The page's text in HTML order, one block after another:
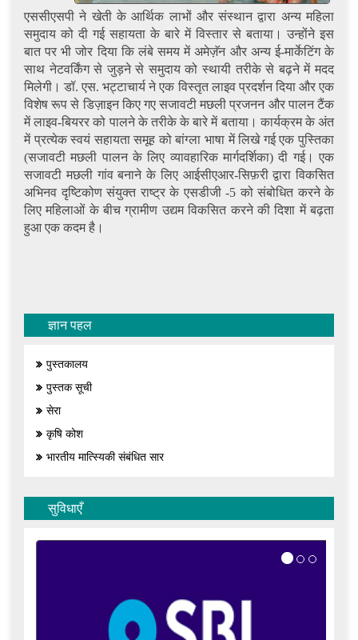
एससीएसपी ने खेती के आर्थिक लाभों और संस्थान द्वारा अन्य महिला
समुदाय को दी गई सहायता के बारे में विस्तार से बताया। उन्होंने इस
बात पर भी जोर दिया कि लंबे समय में अमेज़ॅन और अन्य ई-मार्केटिंग के
साथ नेटवर्किंग से जुड़ने से समुदाय को स्थायी तरीके से बढ़ने में मदद
मिलेगी। डॉ. एस. भट्टाचार्य ने एक विस्तृत लाइव प्रदर्शन दिया और एक
विशेष रूप से डिज़ाइन किए गए सजावटी मछली प्रजनन और पालन टैंक
में लाइव-बियरर को पालने के तरीके के बारे में बताया। कार्यक्रम के अंत
में प्रत्येक स्वयं सहायता समूह को बांग्ला भाषा में लिखे गई एक पुस्तिका
(सजावटी मछली पालन के लिए व्यावहारिक मार्गदर्शिका) दी गई। एक
सजावटी मछली गांव बनाने के लिए आईसीएआर-सिफ़री द्वारा विकसित
अभिनव दृष्टिकोण संयुक्त राष्ट्र के एसडीजी -5 को संबोधित करने के
लिए महिलाओं के बीच ग्रामीण उद्यम विकसित करने की दिशा में बढ़ता
हुआ एक कदम है।
ज्ञान पहल
पुस्तकालय
पुस्तक सूची
सेरा
कृषि कोश
भारतीय मात्स्यिकी संबंधित सार
सुविधाएँ